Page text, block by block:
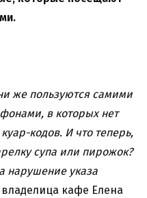
же пользуются самими
в которых нет
кодов. И что теперь,
супа или пирожок?
нарушение указа
владелица кафе Елена